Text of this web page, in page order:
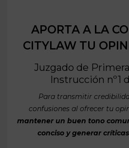
APORTA A LA
CITYLAW TU
Juzgado de
Instrucción nº1
Para transmitir
confusiones al ofrecer tu
mantener un buen tono
conciso y generar